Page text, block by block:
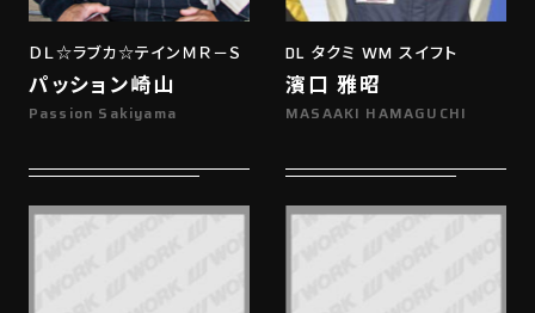
ＤＬ☆ラブカ☆テインＭＲ－Ｓ
パッション崎山
Passion Sakiyama
DL タクミ WM スイフト
濱口 雅昭
MASAAKI HAMAGUCHI